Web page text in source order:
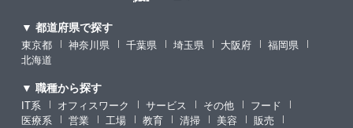
▼ 都道府県で探す
東京都 神奈川県 千葉県 埼玉県 大阪府
福岡県
北海道
▼ 職種から探す
IT系 オフィスワーク サービス その他
フード
医療系
営業 工場 教育 清掃 美容
販売